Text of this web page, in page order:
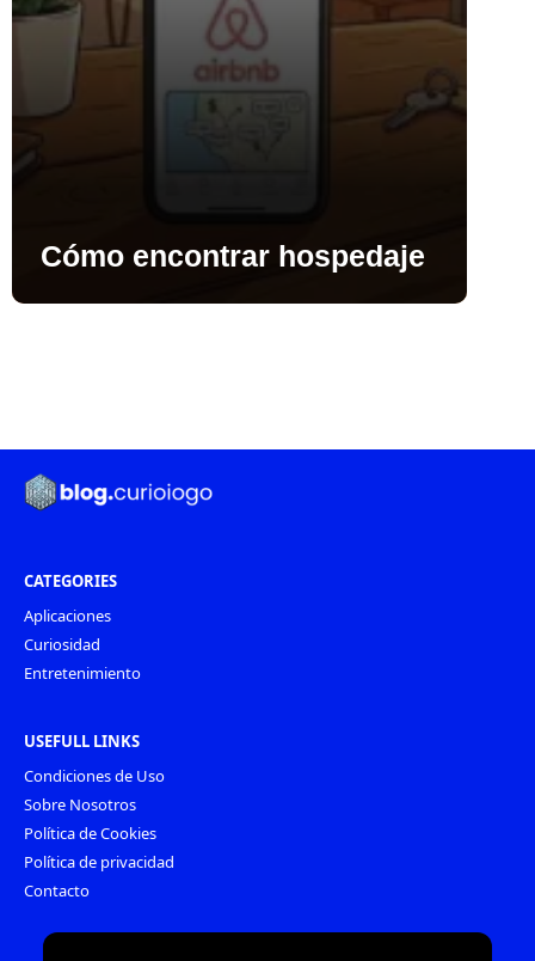
Cómo encontrar hospedaje
CATEGORIES
Aplicaciones
Curiosidad
Entretenimiento
USEFULL LINKS
Condiciones de Uso
Sobre Nosotros
Política de Cookies
Política de privacidad
Contacto